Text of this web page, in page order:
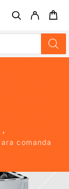
comanda